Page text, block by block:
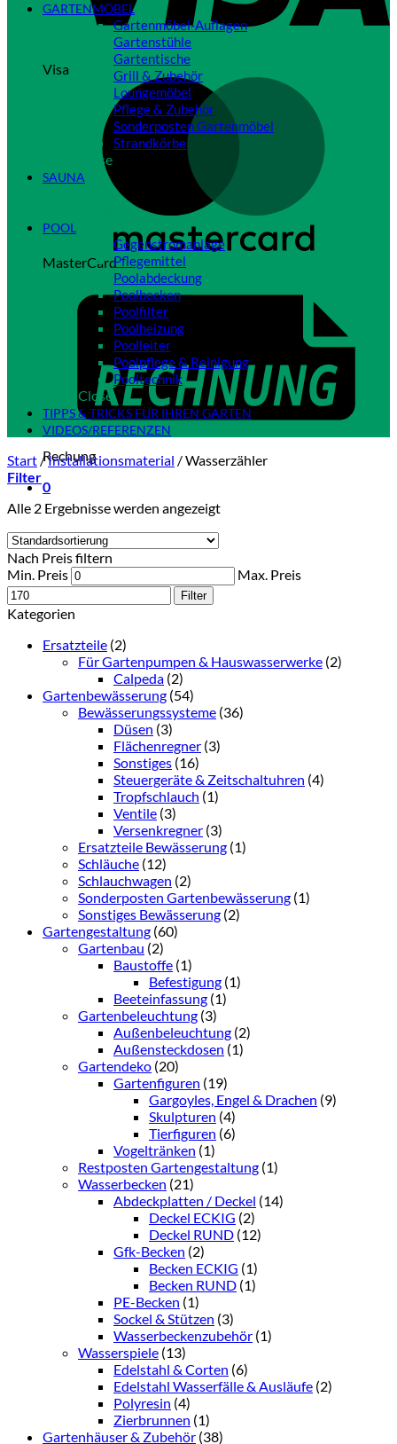
Visa
MasterCard
Rechung
0
GARTENMÖBEL
Gartenmöbel-Auflagen
Gartenstühle
Gartentische
Grill & Zubehör
Loungemöbel
Pflege & Zubehör
Sonderposten Gartenmöbel
Strandkörbe
Close
SAUNA
POOL
Gegenstromanlage
Pflegemittel
Poolabdeckung
Poolbecken
Poolfilter
Poolheizung
Poolleiter
Poolpflege & Reinigung
Pooltechnik
Close
TIPPS & TRICKS FÜR IHREN GARTEN
VIDEOS/REFERENZEN
Start /Installationsmaterial /Wasserzähler
Filter
Alle 2 Ergebnisse werden angezeigt
Nach Preis filtern
Min. Preis
Max. Preis
Filter
Kategorien
Ersatzteile (2)
Für Gartenpumpen & Hauswasserwerke (2)
Calpeda (2)
Gartenbewässerung (54)
Bewässerungssysteme (36)
Düsen (3)
Flächenregner (3)
Sonstiges (16)
Steuergeräte & Zeitschaltuhren (4)
Tropfschlauch (1)
Ventile (3)
Versenkregner (3)
Ersatzteile Bewässerung (1)
Schläuche (12)
Schlauchwagen (2)
Sonderposten Gartenbewässerung (1)
Sonstiges Bewässerung (2)
Gartengestaltung (60)
Gartenbau (2)
Baustoffe (1)
Befestigung (1)
Beeteinfassung (1)
Gartenbeleuchtung (3)
Außenbeleuchtung (2)
Außensteckdosen (1)
Gartendeko (20)
Gartenfiguren (19)
Gargoyles, Engel & Drachen (9)
Skulpturen (4)
Tierfiguren (6)
Vogeltränken (1)
Restposten Gartengestaltung (1)
Wasserbecken (21)
Abdeckplatten / Deckel (14)
Deckel ECKIG (2)
Deckel RUND (12)
Gfk-Becken (2)
Becken ECKIG (1)
Becken RUND (1)
PE-Becken (1)
Sockel & Stützen (3)
Wasserbeckenzubehör (1)
Wasserspiele (13)
Edelstahl & Corten (6)
Edelstahl Wasserfälle & Ausläufe (2)
Polyresin (4)
Zierbrunnen (1)
Gartenhäuser & Zubehör (38)